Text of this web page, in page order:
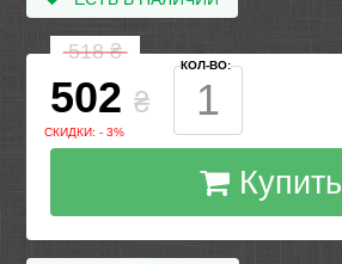
518₴
502 ₴
СКИДКИ: - 3%
КОЛ-ВО:
Купить